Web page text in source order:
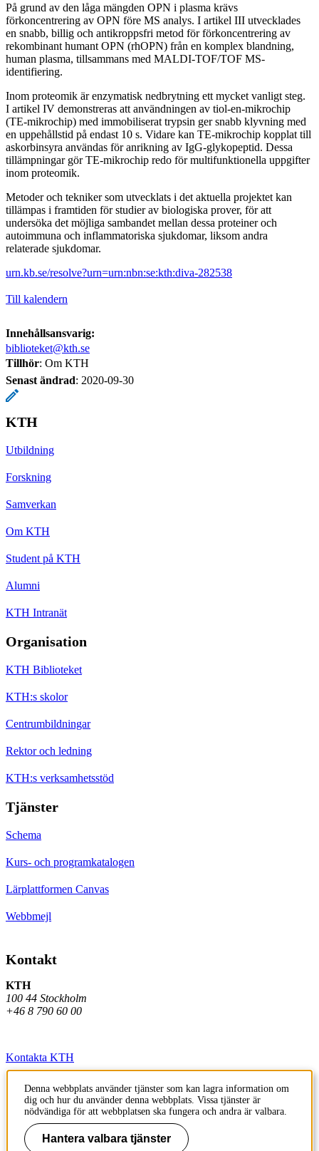
På grund av den låga mängden OPN i plasma krävs
förkoncentrering av OPN före MS analys. I artikel III utvecklades
en snabb, billig och antikroppsfri metod för förkoncentrering av
rekombinant humant OPN (rhOPN) från en komplex blandning,
human plasma, tillsammans med MALDI-TOF/TOF MS-
identifiering.
Inom proteomik är enzymatisk nedbrytning ett mycket vanligt steg.
I artikel IV demonstreras att användningen av tiol-en-mikrochip
(TE-mikrochip) med immobiliserat trypsin ger snabb klyvning med
en uppehållstid på endast 10 s. Vidare kan TE-mikrochip kopplat till
askorbinsyra användas för anrikning av IgG-glykopeptid. Dessa
tillämpningar gör TE-mikrochip redo för multifunktionella uppgifter
inom proteomik.
Metoder och tekniker som utvecklats i det aktuella projektet kan
tillämpas i framtiden för studier av biologiska prover, för att
undersöka det möjliga sambandet mellan dessa proteiner och
autoimmuna och inflammatoriska sjukdomar, liksom andra
relaterade sjukdomar.
urn.kb.se/resolve?urn=urn:nbn:se:kth:diva-282538
Till kalendern
Innehållsansvarig:
biblioteket@kth.se
Tillhör: Om KTH
Senast ändrad: 2020-09-30
KTH
Utbildning
Forskning
Samverkan
Om KTH
Student på KTH
Alumni
KTH Intranät
Organisation
KTH Biblioteket
KTH:s skolor
Centrumbildningar
Rektor och ledning
KTH:s verksamhetsstöd
Tjänster
Schema
Kurs- och programkatalogen
Lärplattformen Canvas
Webbmejl
Kontakt
KTH
100 44 Stockholm
+46 8 790 60 00
Kontakta KTH
Jobba på KTH
Press och media
Faktura och betalning KTH
Denna webbplats använder tjänster som kan lagra information om
dig och hur du använder denna webbplats. Vissa tjänster är
nödvändiga för att webbplatsen ska fungera och andra är valbara.
Hantera valbara tjänster